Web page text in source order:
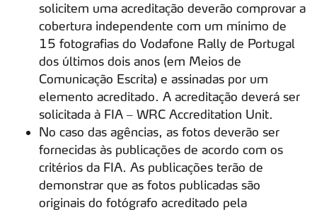
solicitem uma acreditação deverão comprovar a
cobertura independente com um mínimo de
15 fotografias do Vodafone Rally de Portugal
dos últimos dois anos (em Meios de
Comunicação Escrita) e assinadas por um
elemento acreditado. A acreditação deverá ser
solicitada à FIA – WRC Accreditation Unit.
No caso das agências, as fotos deverão ser
fornecidas às publicações de acordo com os
critérios da FIA. As publicações terão de
demonstrar que as fotos publicadas são
originais do fotógrafo acreditado pela